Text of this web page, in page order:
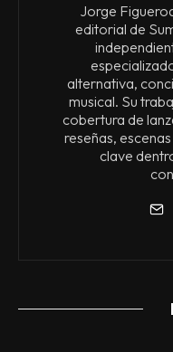
Jorge
editorial de
alternativa,
musical. Su
cobertura de
reseñas,
clave